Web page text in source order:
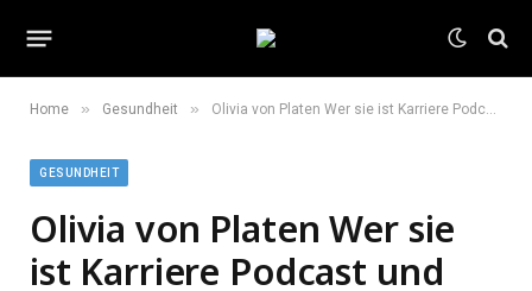
Home » Gesundheit » Olivia von Platen Wer sie ist Karriere Podcast und Einfluss auf Social Media
GESUNDHEIT
Olivia von Platen Wer sie
ist Karriere Podcast und